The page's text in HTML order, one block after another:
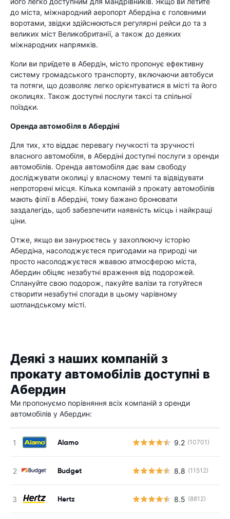
до міста, міжнародний аеропорт Абердіна є головними
воротами, звідки здійснюються регулярні рейси до та з
великих міст Великобританії, а також до деяких
міжнародних напрямків.
Коли ви приїдете в Абердін, місто пропонує ефективну
систему громадського транспорту, включаючи автобуси
та потяги, що дозволяє легко орієнтуватися в місті та його
околицях. Також доступні послуги таксі та спільної
поїздки.
Оренда автомобіля в Абердіні
Для тих, хто віддає перевагу гнучкості та зручності
власного автомобіля, в Абердіні доступні послуги з оренди
автомобілів. Оренда автомобіля дає вам свободу
досліджувати околиці у власному темпі та відвідувати
непроторені місця. Кілька компаній з прокату автомобілів
мають філії в Абердіні, тому бажано бронювати
заздалегідь, щоб забезпечити наявність місць і найкращі
ціни.
Отже, якщо ви занурюєтесь у захоплюючу історію
Абердіна, насолоджуєтеся пригодами на природі чи
просто насолоджуєтеся жвавою атмосферою міста,
Абердин обіцяє незабутні враження від подорожей.
Сплануйте свою подорож, пакуйте валізи та готуйтеся
створити незабутні спогади в цьому чарівному
шотландському місті.
Деякі з наших компаній з
прокату автомобілів доступні в
Абердин
Ми пропонуємо порівняння всіх компаній з оренди
автомобілів у Абердин:
Alamo 9.2 (10701)
Budget 8.8 (11512)
Hertz 8.5 (8812)